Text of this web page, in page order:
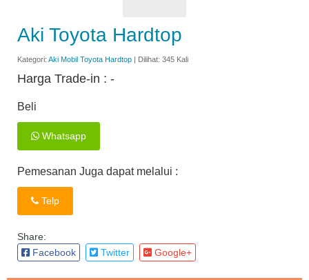
Aki Toyota Hardtop
Kategori: Aki Mobil Toyota Hardtop | Dilihat: 345 Kali
Harga Trade-in : -
Beli
Whatsapp
Pemesanan Juga dapat melalui :
Telp
Share:
Facebook
Twitter Google+